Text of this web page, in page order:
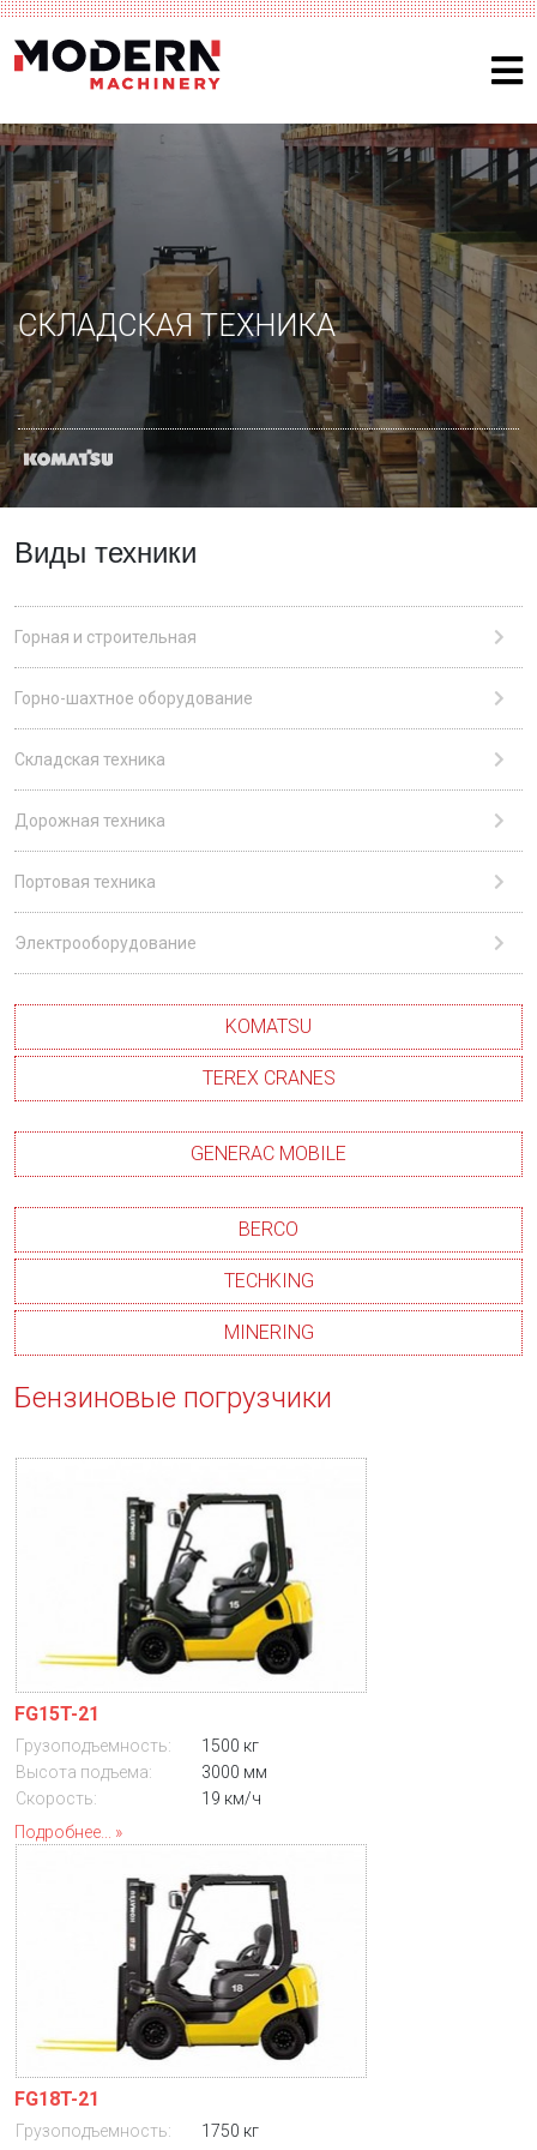
СКЛАДСКАЯ ТЕХНИКА
Виды техники
Горная и строительная
Горно-шахтное оборудование
Складская техника
Дорожная техника
Портовая техника
Электрооборудование
KOMATSU
TEREX CRANES
GENERAC MOBILE
BERCO
TECHKING
MINERING
Бензиновые погрузчики
FG15T-21
Грузоподъемность:
1500 кг
Высота подъема:
3000 мм
Скорость:
19 км/ч
Подробнее...
FG18T-21
Грузоподъемность:
1750 кг